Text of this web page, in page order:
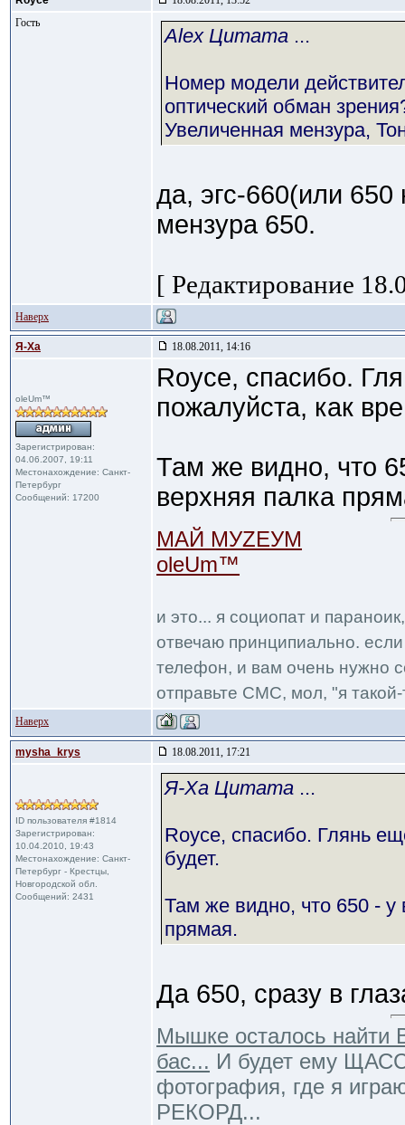
Гость
Alex Цитата ...
Номер модели
оптический обман
Увеличенная мензура,
да, эгс-660(или 650
мензура 650.
[ Редактирование
Наверх
Я-Ха 18.08.2011, 14:16
oleUm™
Зарегистрирован:
04.06.2007, 19:11
Местонахождение: Санкт-
Петербург
Сообщений: 17200
Royce, спасибо.
пожалуйста, как
Там же видно, что
верхняя палка
МАЙ МУZЕУМ
oleUm™
и это... я социопат и
отвечаю принципиально.
телефон, и вам очень нужно
отправьте СМС, мол, "я такой-
Наверх
mysha_krys 18.08.2011, 17:21
ID пользователя #1814
Зарегистрирован:
10.04.2010, 19:43
Местонахождение: Санкт-
Петербург - Крестцы,
Новгородской обл.
Сообщений: 2431
Я-Ха Цитата ...
Royce, спасибо. Глянь
будет.
Там же видно, что 650 -
прямая.
Да 650, сразу в
Мышке осталось найти
бас... И будет ему
фотография, где я
РЕКОРД...